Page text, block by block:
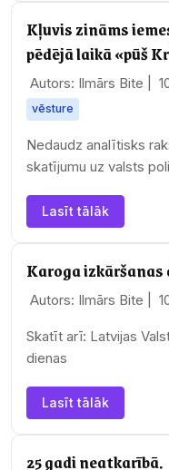
Kļuvis zināms
pēdējā laikā «pūš
Autors: Ilmārs Bite |
vēsture
Nedaudz analītisks
skatījumu uz valsts
Lasīt tālāk
Karoga izkāršanas
Autors: Ilmārs Bite |
Skatīt arī: Latvijas
dienas
Lasīt tālāk
25 gadi neatkarībā.